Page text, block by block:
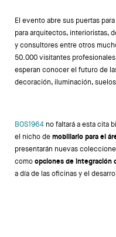
El evento abre sus puertas
para arquitectos, interioristas,
y consultores entre otros
50.000 visitantes
esperan conocer el futuro de
decoración, iluminación,
BOS1964 no faltará a esta cita
el nicho demobiliario para el
presentarán nuevas
comoopciones de integración
a día de las oficinas y el